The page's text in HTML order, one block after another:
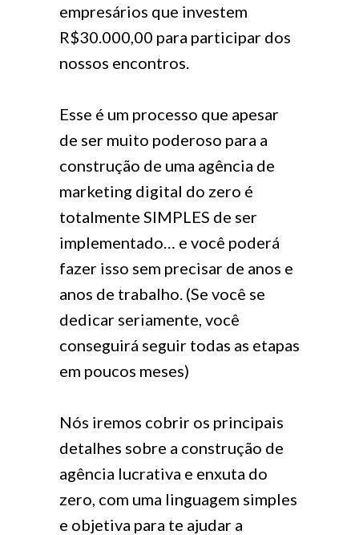
empresários que investem
R$30.000,00 para participar dos
nossos encontros.
Esse é um processo que apesar
de ser muito poderoso para a
construção de uma agência de
marketing digital do zero é
totalmente SIMPLES de ser
implementado… e você poderá
fazer isso sem precisar de anos e
anos de trabalho. (Se você se
dedicar seriamente, você
conseguirá seguir todas as etapas
em poucos meses)
Nós iremos cobrir os principais
detalhes sobre a construção de
agência lucrativa e enxuta do
zero, com uma linguagem simples
e objetiva para te ajudar a